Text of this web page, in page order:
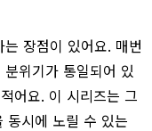
장점이 있어요. 매번
위기가 통일되어 있
어요. 이 시리즈는 그
동시에 노릴 수 있는